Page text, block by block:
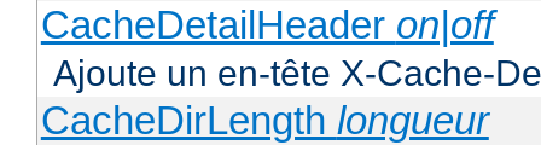
CacheDetailHeader on|off
Ajoute un en-tête X-Cache-
CacheDirLength longueur